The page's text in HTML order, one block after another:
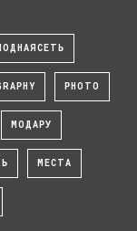
PHOTO
МОДАРУ
МЕСТА